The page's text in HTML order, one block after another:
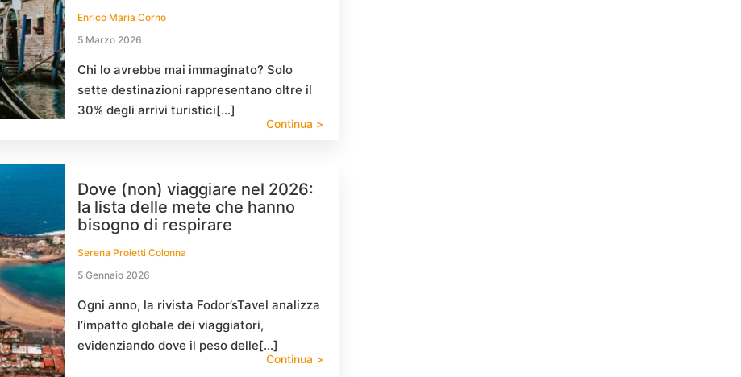
Enrico Maria Corno
5 Marzo 2026
Chi lo avrebbe mai immaginato? Solo
sette destinazioni rappresentano oltre il
30% degli arrivi turistici[…]
Continua >
Dove (non) viaggiare nel 2026:
la lista delle mete che hanno
bisogno di respirare
Serena Proietti Colonna
5 Gennaio 2026
Ogni anno, la rivista Fodor’sTavel analizza
l’impatto globale dei viaggiatori,
evidenziando dove il peso delle[…]
Continua >